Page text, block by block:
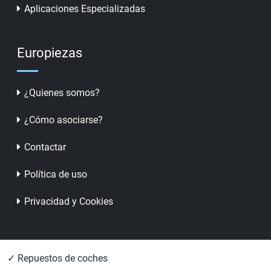
Aplicaciones Especializadas
Europiezas
¿Quienes somos?
¿Cómo asociarse?
Contactar
Política de uso
Privacidad y Cookies
✓ Repuestos de coches